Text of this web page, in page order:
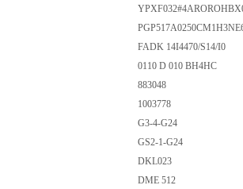
FADK 14I4470/S14/I0
0110 D 010 BH4HC
883048
1003778
G3-4-G24
GS2-1-G24
DKL023
DME 512